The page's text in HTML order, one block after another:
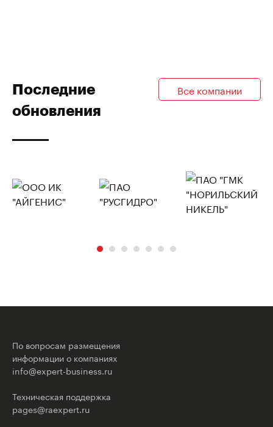
Последние
обновления
Все компании
По вопросам размещения
информации о компаниях
info@expert-business.ru
Техническая поддержка
pages@raexpert.ru